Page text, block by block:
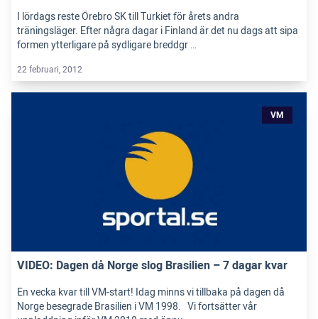
I lördags reste Örebro SK till Turkiet för årets andra
träningsläger. Efter några dagar i Finland är det nu dags att sipa
formen ytterligare på sydligare breddgr …
22 februari, 2012
VM
VIDEO: Dagen då Norge slog Brasilien – 7 dagar kvar
En vecka kvar till VM-start! Idag minns vi tillbaka på dagen då
Norge besegrade Brasilien i VM 1998. Vi fortsätter vår